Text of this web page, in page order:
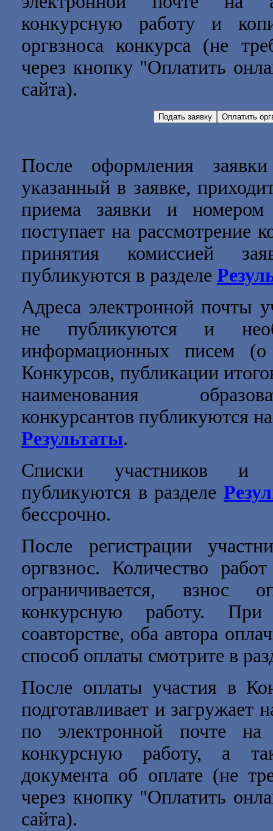
конкурсную работу и
оргвзноса конкурса (не
через кнопку "Оплатить
сайта).
После оформления
указанный в заявке,
приема заявки и номером
поступает на рассмотрение
принятия комиссией
публикуются в разделе
Адреса электронной почты
не публикуются и
информационных писем (о
Конкурсов, публикации
наименования
конкурсантов публикуются
Результаты.
Списки участников и
публикуются в разделе
бессрочно.
После регистрации
оргвзнос. Количество
ограничивается, взнос
конкурсную работу.
соавторстве, оба автора
способ оплаты смотрите в
После оплаты участия в
подготавливает и загружает
по электронной почте
конкурсную работу, а
документа об оплате (не
через кнопку "Оплатить
сайта).